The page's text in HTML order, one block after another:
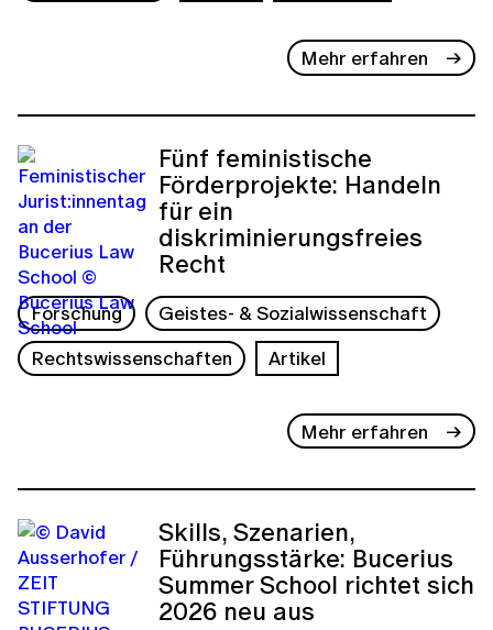
Mehr erfahren
Fünf feministische
Förderprojekte: Handeln
für ein
diskriminierungsfreies
Recht
Forschung
Geistes- & Sozialwissenschaft
Rechtswissenschaften
Artikel
Mehr erfahren
Skills, Szenarien,
Führungsstärke: Bucerius
Summer School richtet sich
2026 neu aus